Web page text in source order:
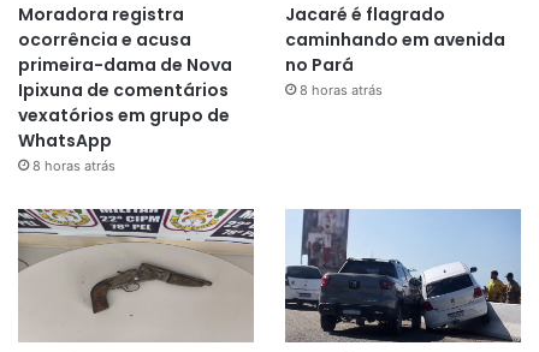
Moradora registra
ocorrência e acusa
primeira-dama de Nova
Ipixuna de comentários
vexatórios em grupo de
WhatsApp
8 horas atrás
Jacaré é flagrado
caminhando em avenida
no Pará
8 horas atrás